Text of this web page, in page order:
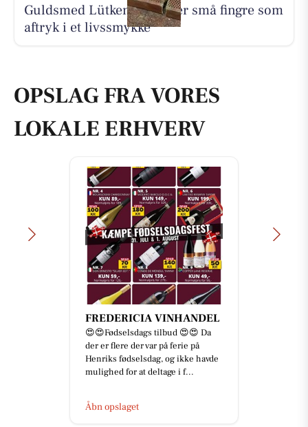
Guldsmed Lütken foreviger små fingre som
aftryk i et livssmykke
OPSLAG FRA VORES
LOKALE ERHVERV
FREDERICIA VINHANDEL
😍😍Fødselsdags tilbud 😍😍 Da
der er flere der var på ferie på
Henriks fødselsdag, og ikke havde
mulighed for at deltage i f...
Åbn opslaget